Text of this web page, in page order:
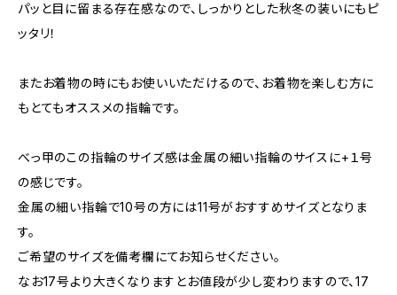
パッと目に留まる存在感なので、しっかりとした秋冬の装いにもピ
ッタリ！
またお着物の時にもお使いいただけるので、お着物を楽しむ方に
もとてもオススメの指輪です。
べっ甲のこの指輪のサイズ感は金属の細い指輪のサイスに+１号
の感じです。
金属の細い指輪で10号の方には11号がおすすめサイズとなりま
す。
ご希望のサイズを備考欄にてお知らせください。
なお17号より大きくなりますとお値段が少し変わりますので、17